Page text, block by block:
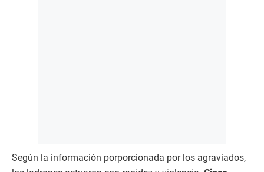
Según la información porporcionada por los agraviados,